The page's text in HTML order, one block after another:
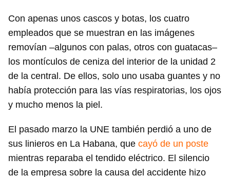
Con apenas unos cascos y botas, los cuatro
empleados que se muestran en las imágenes
removían –algunos con palas, otros con guatacas–
los montículos de ceniza del interior de la unidad 2
de la central. De ellos, solo uno usaba guantes y no
había protección para las vías respiratorias, los ojos
y mucho menos la piel.
El pasado marzo la UNE también perdió a uno de
sus linieros en La Habana, que cayó de un poste
mientras reparaba el tendido eléctrico. El silencio
de la empresa sobre la causa del accidente hizo